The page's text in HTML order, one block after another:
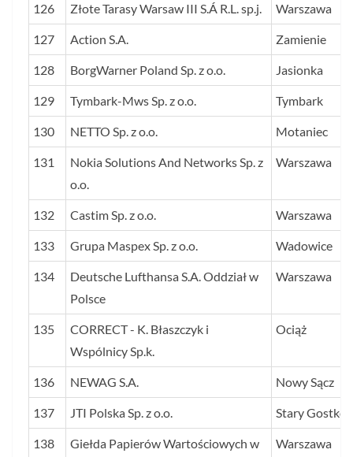
126 Złote Tarasy Warsaw III S.Á R.L. sp.j. Warszawa
127 Action S.A. Zamienie
128 BorgWarner Poland Sp. z o.o. Jasionka
129 Tymbark-Mws Sp. z o.o. Tymbark
130 NETTO Sp. z o.o. Motaniec
131
Nokia Solutions And Networks Sp. z
o.o.
Warszawa
132 Castim Sp. z o.o. Warszawa
133 Grupa Maspex Sp. z o.o. Wadowice
134
Deutsche Lufthansa S.A. Oddział w
Polsce
Warszawa
135
CORRECT - K. Błaszczyk i
Wspólnicy Sp.k.
Ociąż
136 NEWAG S.A. Nowy Sącz
137 JTI Polska Sp. z o.o. Stary
138
Giełda Papierów Wartościowych w
Warszawa